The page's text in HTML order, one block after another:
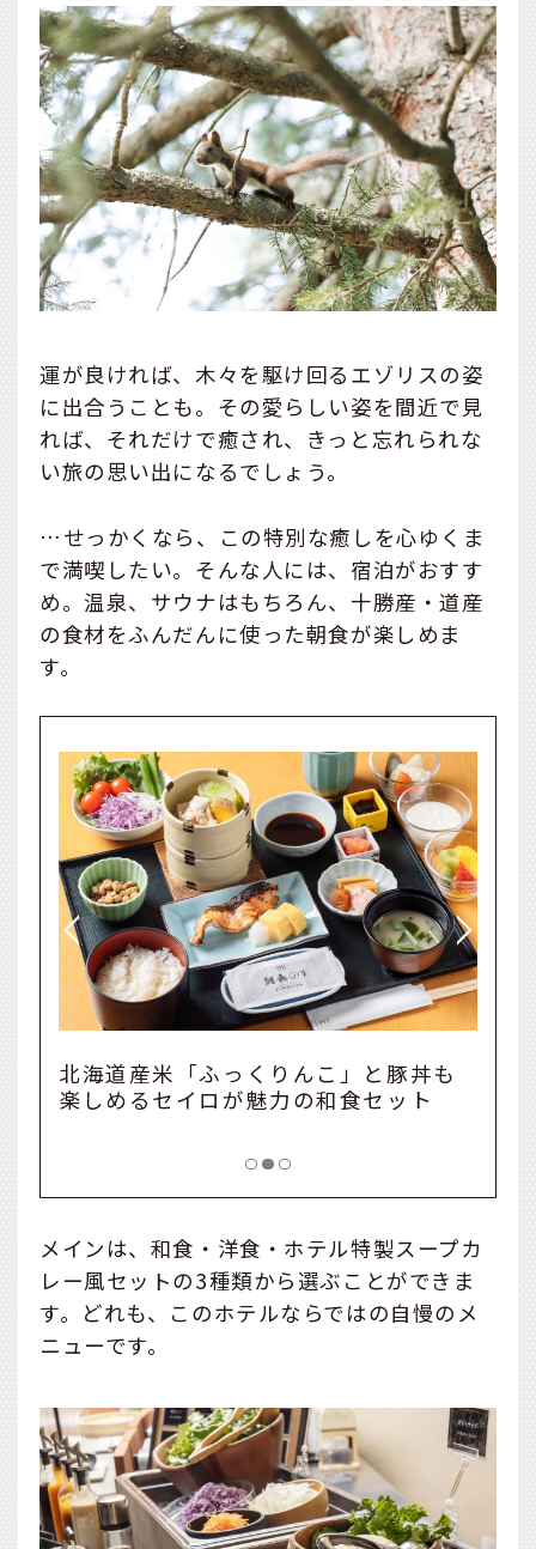
運が良ければ、木々を駆け回るエゾリスの姿
に出合うことも。その愛らしい姿を間近で見
れば、それだけで癒され、きっと忘れられな
い旅の思い出になるでしょう。
…せっかくなら、この特別な癒しを心ゆくま
で満喫したい。そんな人には、宿泊がおすす
め。温泉、サウナはもちろん、十勝産・道産
の食材をふんだんに使った朝食が楽しめま
す。
ご飯は和食と同様にプレミアム米を使
用。目覚めもすっきりの、ホテル特製
メインは、和食・洋食・ホテル特製スープカ
レー風セットの3種類から選ぶことができま
す。どれも、このホテルならではの自慢のメ
ニューです。